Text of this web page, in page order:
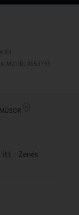
03.
M2| ID: 3553765
itt - Zenés